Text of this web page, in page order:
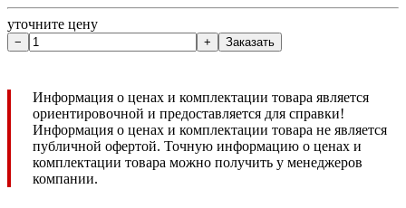
уточните цену
Информация о ценах и комплектации товара является
ориентировочной и предоставляется для справки!
Информация о ценах и комплектации товара не является
публичной офертой. Точную информацию о ценах и
комплектации товара можно получить у менеджеров
компании.